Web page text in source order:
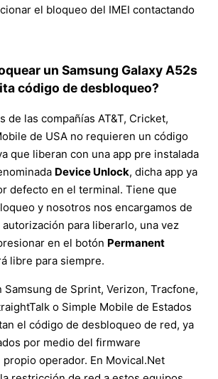
el bloqueo del IMEI contactando
un Samsung Galaxy A52s
código de desbloqueo?
de las compañías AT&T, Cricket,
de USA no requieren un código
que liberan con una app pre instalada
Device Unlock, dicha app ya
defecto en el terminal. Tiene que
y nosotros nos encargamos de
para liberarlo, una vez
en el botón Permanent
libre para siempre.
Samsung de Sprint, Verizon, Tracfone,
o Simple Mobile de Estados
el código de desbloqueo de red, ya
por medio del firmware
operador. En Movical.Net